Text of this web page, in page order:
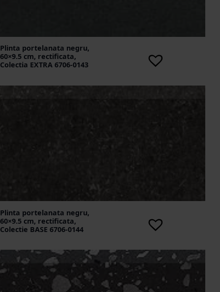
Plinta portelanata negru,
60×9.5 cm, rectificata,
Colectia EXTRA 6706-0143
Plinta portelanata negru,
60×9.5 cm, rectificata,
Colectie BASE 6706-0144